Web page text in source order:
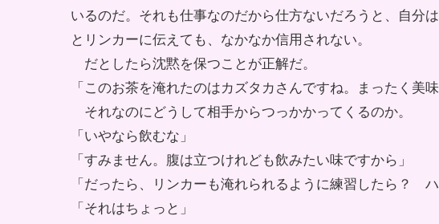
いるのだ。それも仕事なのだから仕方ないだろうと、自分
とリンカーに伝えても、なかなか信用されない。
だとしたら沈黙を保つことが正解だ。
「このお茶を淹れたのはカズタカさんですね。まったく美味
それなのにどうして相手からつっかかってくるのか。
「いやなら飲むな」
「すみません。腹は立つけれども飲みたい味ですから」
「だったら、リンカーも淹れられるように練習したら？ ハ
「それはちょっと」